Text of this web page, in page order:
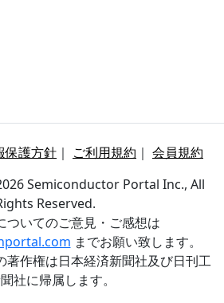
保護方針 ｜ ご利用規約 ｜ 会員規約
Semiconductor Portal Inc., All
Reserved.
ついてのご意見・ご感想は
までお願い致します。
著作権は日本経済新聞社及び日刊工
社に帰属します。